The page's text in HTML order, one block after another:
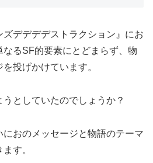
ズデデデデストラクション』にお
なるSF的要素にとどまらず、物
投げかけています。
としていたのでしょうか？
おのメッセージと物語のテーマ
す。